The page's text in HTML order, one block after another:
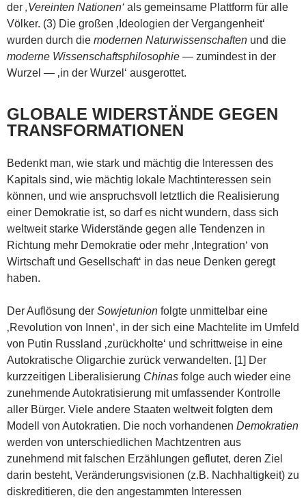
der ‚Vereinten Nationen‘ als gemeinsame Plattform für alle
Völker. (3) Die großen ‚Ideologien der Vergangenheit‘
wurden durch die modernen Naturwissenschaften und die
moderne Wissenschaftsphilosophie — zumindest in der
Wurzel — ‚in der Wurzel‘ ausgerottet.
GLOBALE WIDERSTÄNDE GEGEN
TRANSFORMATIONEN
Bedenkt man, wie stark und mächtig die Interessen des
Kapitals sind, wie mächtig lokale Machtinteressen sein
können, und wie anspruchsvoll letztlich die Realisierung
einer Demokratie ist, so darf es nicht wundern, dass sich
weltweit starke Widerstände gegen alle Tendenzen in
Richtung mehr Demokratie oder mehr ‚Integration‘ von
Wirtschaft und Gesellschaft‘ in das neue Denken geregt
haben.
Der Auflösung der Sowjetunion folgte unmittelbar eine
‚Revolution von Innen‘, in der sich eine Machtelite im Umfeld
von Putin Russland ‚zurückholte‘ und schrittweise in eine
Autokratische Oligarchie zurück verwandelten. [1] Der
kurzzeitigen Liberalisierung Chinas folge auch wieder eine
zunehmende Autokratisierung mit umfassender Kontrolle
aller Bürger. Viele andere Staaten weltweit folgten dem
Modell von Autokratien. Die noch vorhandenen Demokratien
werden von unterschiedlichen Machtzentren aus
zunehmend mit falschen Erzählungen geflutet, deren Ziel
darin besteht, Veränderungsvisionen (z.B. Nachhaltigkeit) zu
diskreditieren, die den angestammten Interessen